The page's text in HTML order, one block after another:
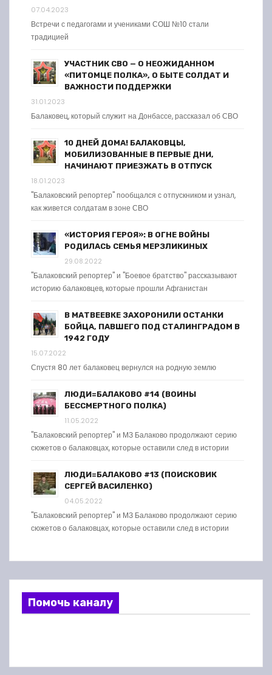
07.04.2023
Встречи с педагогами и учениками СОШ №10 стали
традицией
УЧАСТНИК СВО — О НЕОЖИДАННОМ
«ПИТОМЦЕ ПОЛКА», О БЫТЕ СОЛДАТ И
ВАЖНОСТИ ПОДДЕРЖКИ
31.01.2023
Балаковец, который служит на Донбассе, рассказал об СВО
10 ДНЕЙ ДОМА! БАЛАКОВЦЫ,
МОБИЛИЗОВАННЫЕ В ПЕРВЫЕ ДНИ,
НАЧИНАЮТ ПРИЕЗЖАТЬ В ОТПУСК
18.01.2023
"Балаковский репортер" пообщался с отпускником и узнал,
как живется солдатам в зоне СВО
«ИСТОРИЯ ГЕРОЯ»: В ОГНЕ ВОЙНЫ
РОДИЛАСЬ СЕМЬЯ МЕРЗЛИКИНЫХ
29.08.2022
"Балаковский репортер" и "Боевое братство" рассказывают
историю балаковцев, которые прошли Афганистан
В МАТВЕЕВКЕ ЗАХОРОНИЛИ ОСТАНКИ
БОЙЦА, ПАВШЕГО ПОД СТАЛИНГРАДОМ В
1942 ГОДУ
15.07.2022
Спустя 80 лет балаковец вернулся на родную землю
ЛЮДИ=БАЛАКОВО #14 (ВОИНЫ
БЕССМЕРТНОГО ПОЛКА)
11.05.2022
"Балаковский репортер" и МЗ Балаково продолжают серию
сюжетов о балаковцах, которые оставили след в истории
ЛЮДИ=БАЛАКОВО #13 (ПОИСКОВИК
СЕРГЕЙ ВАСИЛЕНКО)
04.05.2022
"Балаковский репортер" и МЗ Балаково продолжают серию
сюжетов о балаковцах, которые оставили след в истории
Помочь каналу